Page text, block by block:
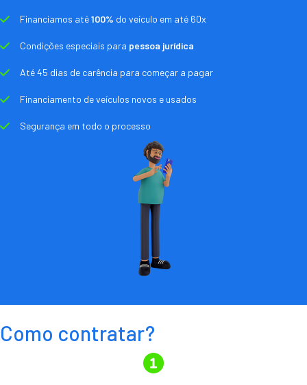
Financiamos até100% do veículo em até 60x
Condições especiais para pessoa jurídica
Até 45 dias de carência para começar a pagar
Financiamento de veículos novos e usados
Segurança em todo o processo
Como contratar?